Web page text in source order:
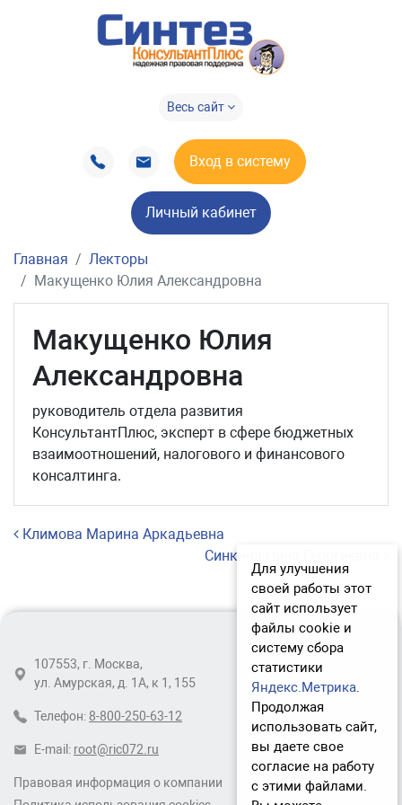
Весь сайт
Вход в систему
Личный кабинет
Главная
Лекторы
Макущенко Юлия Александровна
Макущенко Юлия
Александровна
руководитель отдела развития
КонсультантПлюс, эксперт в сфере бюджетных
взаимоотношений, налогового и финансового
консалтинга.
Навигация по записям
Климова Марина Аркадьевна
Синкина Нина Георгиевна
Правовая информация о компании
107553, г. Москва,
ул. Амурская, д. 1А, к 1, 155
Телефон: 8-800-250-63-12
E-mail: root@ric072.ru
Для улучшения
своей работы этот
сайт использует
файлы cookie и
систему сбора
статистики
Яндекс.Метрика.
Продолжая
использовать сайт,
вы даете свое
согласие на работу
с этими файлами.